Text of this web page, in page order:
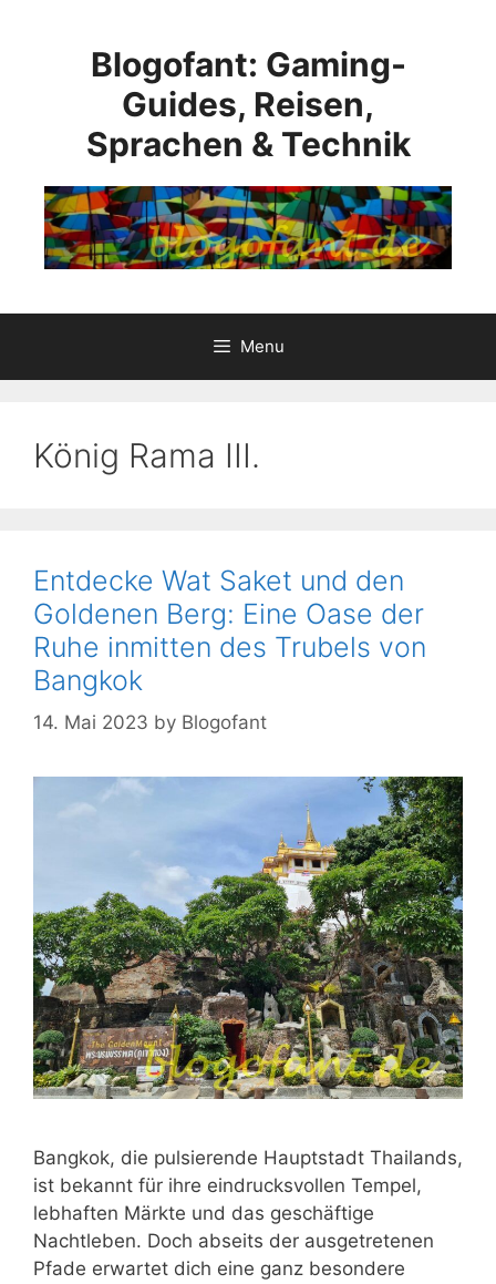
Blogofant: Gaming-
Guides, Reisen,
Sprachen & Technik
Menu
König Rama III.
Entdecke Wat Saket und den
Goldenen Berg: Eine Oase der
Ruhe inmitten des Trubels von
Bangkok
14. Mai 2023 by Blogofant
Bangkok, die pulsierende Hauptstadt Thailands,
ist bekannt für ihre eindrucksvollen Tempel,
lebhaften Märkte und das geschäftige
Nachtleben. Doch abseits der ausgetretenen
Pfade erwartet dich eine ganz besondere